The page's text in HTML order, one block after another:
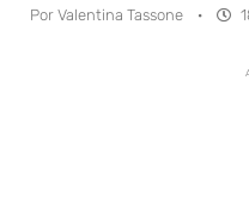
Por Valentina Tassone ·